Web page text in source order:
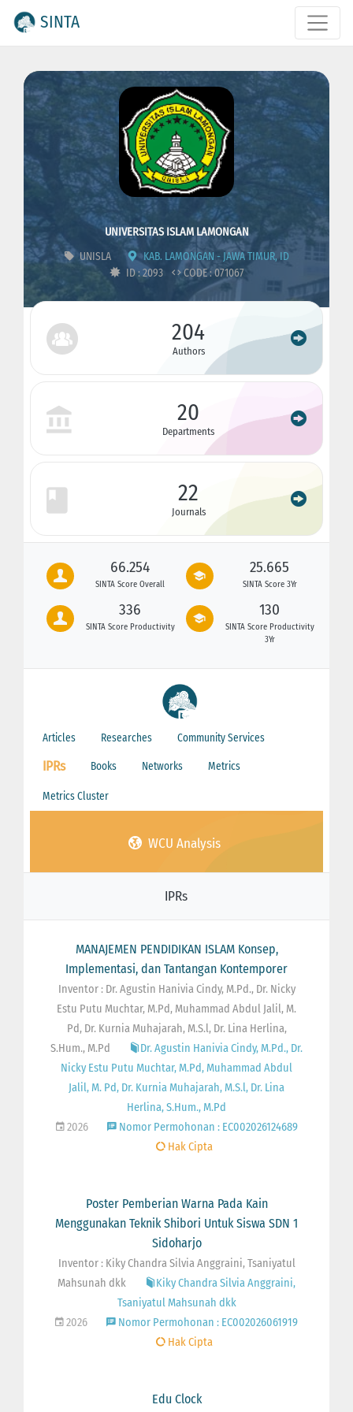
SINTA
UNIVERSITAS ISLAM LAMONGAN
UNISLA
KAB. LAMONGAN - JAWA TIMUR, ID
ID : 2093
CODE : 071067
204
Authors
20
Departments
22
Journals
66.254
SINTA Score Overall
25.665
SINTA Score 3Yr
336
SINTA Score Productivity
130
SINTA Score Productivity
3Yr
Articles Researches Community Services
IPRs Books Networks Metrics
Metrics Cluster
WCU Analysis
IPRs
MANAJEMEN PENDIDIKAN ISLAM Konsep,
Implementasi, dan Tantangan Kontemporer
Inventor : Dr. Agustin Hanivia Cindy, M.Pd., Dr. Nicky
Estu Putu Muchtar, M.Pd, Muhammad Abdul Jalil, M.
Pd, Dr. Kurnia Muhajarah, M.S.l, Dr. Lina Herlina,
S.Hum., M.Pd
Dr. Agustin Hanivia Cindy, M.Pd., Dr.
Nicky Estu Putu Muchtar, M.Pd, Muhammad Abdul
Jalil, M. Pd, Dr. Kurnia Muhajarah, M.S.l, Dr. Lina
Herlina, S.Hum., M.Pd
2026
Nomor Permohonan : EC002026124689
Hak Cipta
Poster Pemberian Warna Pada Kain
Menggunakan Teknik Shibori Untuk Siswa SDN 1
Sidoharjo
Inventor : Kiky Chandra Silvia Anggraini, Tsaniyatul
Mahsunah dkk
Kiky Chandra Silvia Anggraini,
Tsaniyatul Mahsunah dkk
2026
Nomor Permohonan : EC002026061919
Hak Cipta
Edu Clock